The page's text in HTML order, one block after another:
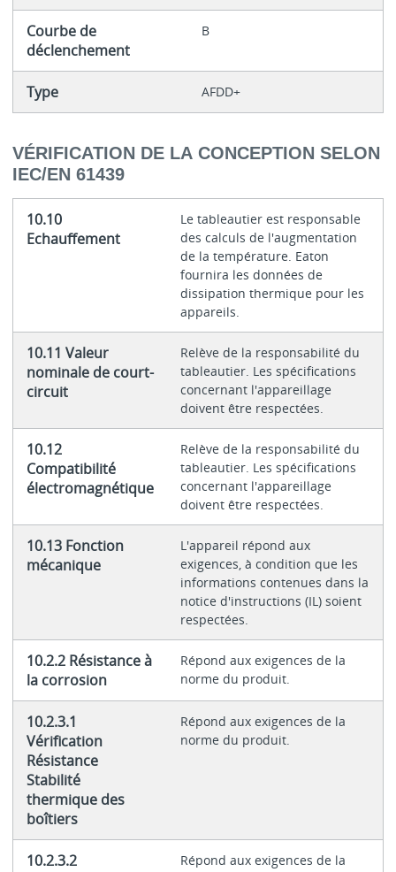
Courbe de
déclenchement
B
Type AFDD+
VÉRIFICATION DE LA CONCEPTION SELON
IEC/EN 61439
10.10
Echauffement
Le tableautier est responsable
des calculs de l'augmentation
de la température. Eaton
fournira les données de
dissipation thermique pour les
appareils.
10.11 Valeur
nominale de court-
circuit
Relève de la responsabilité du
tableautier. Les spécifications
concernant l'appareillage
doivent être respectées.
10.12
Compatibilité
électromagnétique
Relève de la responsabilité du
tableautier. Les spécifications
concernant l'appareillage
doivent être respectées.
10.13 Fonction
mécanique
L'appareil répond aux
exigences, à condition que les
informations contenues dans la
notice d'instructions (IL) soient
respectées.
10.2.2 Résistance à
la corrosion
Répond aux exigences de la
norme du produit.
10.2.3.1
Vérification
Résistance
Stabilité
thermique des
boîtiers
Répond aux exigences de la
norme du produit.
10.2.3.2
Répond aux exigences de la